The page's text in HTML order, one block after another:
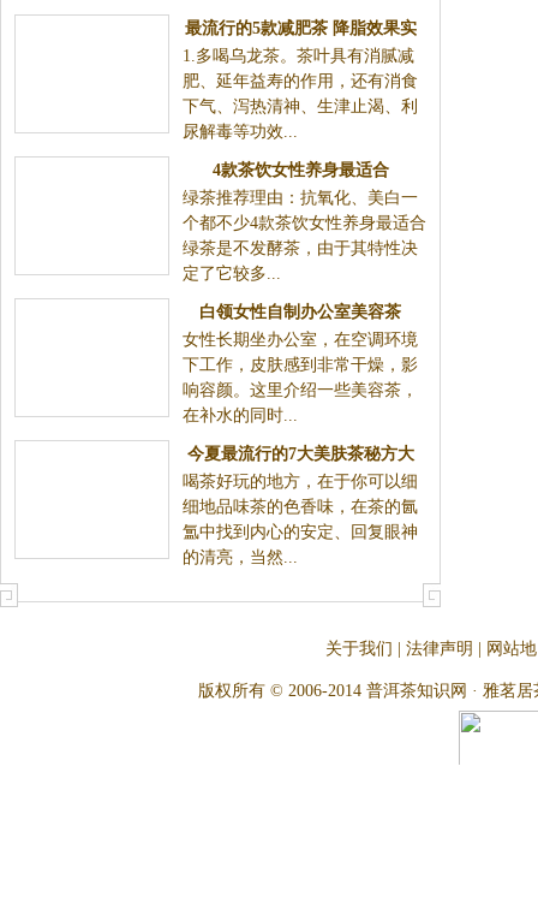
最流行的5款减肥茶 降脂效果实
在佳
1.多喝乌龙茶。茶叶具有消腻减
肥、延年益寿的作用，还有消食
下气、泻热清神、生津止渴、利
尿解毒等功效...
4款茶饮女性养身最适合
绿茶推荐理由：抗氧化、美白一
个都不少4款茶饮女性养身最适合
绿茶是不发酵茶，由于其特性决
定了它较多...
白领女性自制办公室美容茶
女性长期坐办公室，在空调环境
下工作，皮肤感到非常干燥，影
响容颜。这里介绍一些美容茶，
在补水的同时...
今夏最流行的7大美肤茶秘方大
放送
喝茶好玩的地方，在于你可以细
细地品味茶的色香味，在茶的氤
氲中找到内心的安定、回复眼神
的清亮，当然...
关于我们 法律声明 网站
版权所有 © 2006-2014 普洱茶知识网 · 雅茗